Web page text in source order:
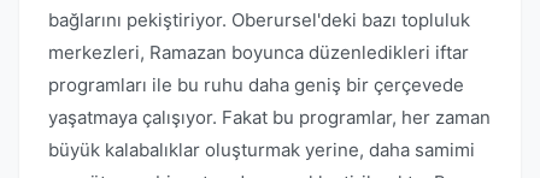
bağlarını pekiştiriyor. Oberursel'deki bazı topluluk
merkezleri, Ramazan boyunca düzenledikleri iftar
programları ile bu ruhu daha geniş bir çerçevede
yaşatmaya çalışıyor. Fakat bu programlar, her zaman
büyük kalabalıklar oluşturmak yerine, daha samimi